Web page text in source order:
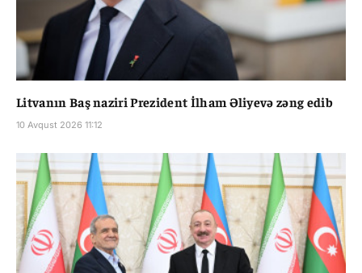
Litvanın Baş naziri Prezident İlham Əliyevə zəng edib
10 Avqust 2026 11:12